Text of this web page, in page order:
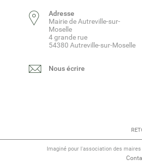
Adresse
Mairie de Autreville-sur-
Moselle
4 grande rue
54380 Autreville-sur-Moselle
Nous écrire
Imaginé pour l'association des